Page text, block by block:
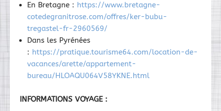
En Bretagne : https://www.bretagne-
cotedegranitrose.com/offres/ker-bubu-
tregastel-fr-2960569/
Dans les Pyrénées
: https://pratique.tourisme64.com/location-de-
vacances/arette/appartement-
bureau/HLOAQU064V58YKNE.html
INFORMATIONS VOYAGE :